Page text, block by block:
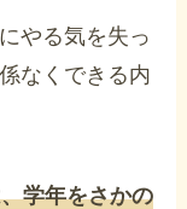
やる気を失っ
なくできる内
学年をさかの